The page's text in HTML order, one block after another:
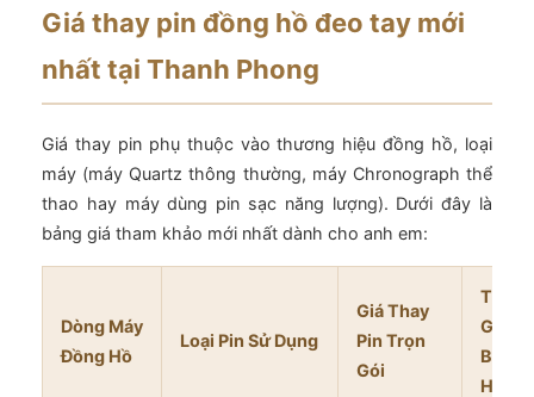
Giá thay pin đồng hồ đeo tay mới
nhất tại Thanh Phong
Giá thay pin phụ thuộc vào thương hiệu đồng hồ, loại
máy (máy Quartz thông thường, máy Chronograph thể
thao hay máy dùng pin sạc năng lượng). Dưới đây là
bảng giá tham khảo mới nhất dành cho anh em:
Dòng Máy
Đồng Hồ
Loại Pin Sử Dụng
Giá Thay
Pin Trọn
Gói
Thời
Gian
Bảo
Hành